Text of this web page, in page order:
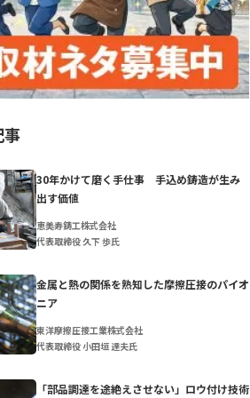
事
30年かけて磨く手仕事 手込め鋳造が生み
出す価値
恵美寿鋳工株式会社
代表取締役 久下 歩氏
金属と熱の関係を熟知した摩擦圧接のパイオ
ニア
東洋摩擦圧接工業株式会社
代表取締役 小田垣 達夫氏
「部品調達を途絶えさせない」ロウ付け技術